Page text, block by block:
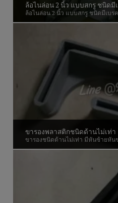
ล้อไนล่อน 2 นิ้ว แบบสกรู ชนิดมี
ล้อไนล่อน 2 นิ้ว แบบสกรู ชนิดมีเบร
ขารองพลาสติกชนิดด้านไม่เท่า
ขารองชนิดด้านไม่เท่า มีหันซ้ายหัน